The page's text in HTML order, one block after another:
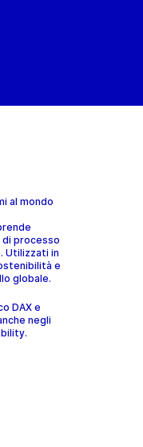
al mondo
di processo
Utilizzati in
e
globale.
DAX e
negli